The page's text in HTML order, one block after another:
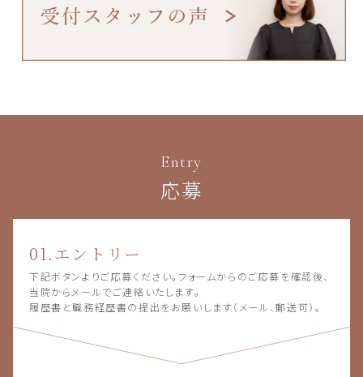
Entry
応募
01.エントリー
下記ボタンよりご応募ください。フォームからのご応募を確認後、
当院からメールでご連絡いたします。
履歴書と職務経歴書の提出をお願いします（メール、郵送可）。